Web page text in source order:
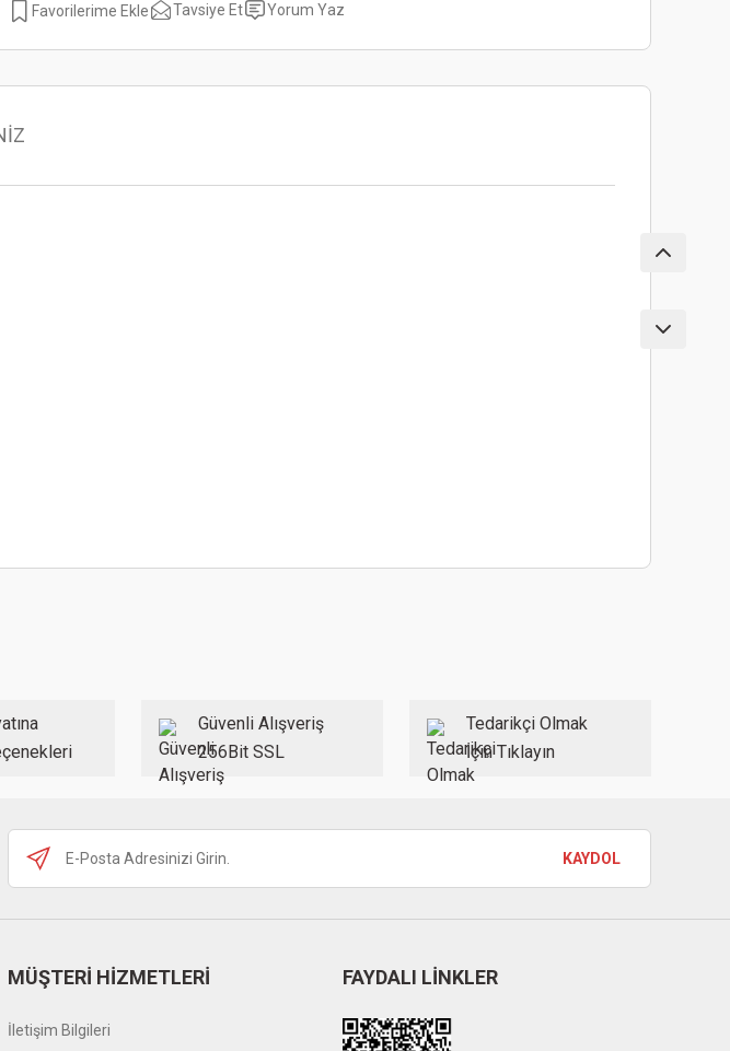
Tavsiye Et Yorum Yaz
Güvenli Alışveriş
256Bit SSL
Tedarikçi Olmak
İçin Tıklayın
KAYDOL
MÜŞTERİ HİZMETLERİ
İletişim Bilgileri
FAYDALI LİNKLER